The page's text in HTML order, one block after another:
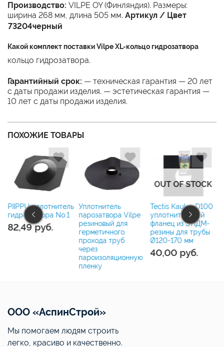
Производство: VILPE OY (Финляндия). Размеры:
ширина 268 мм, длина 505 мм. Артикул / Цвет
73204черный
Какой комплект поставки Vilpe XL-кольцо гидрозатвора
кольцо гидрозатвора.
Гарантийный срок: — техническая гарантия — 20 лет
с даты продажи изделия. — эстетическая гарантия —
10 лет с даты продажи изделия.
ПОХОЖИЕ ТОВАРЫ
PIIPPU уплотнитель
гидрозатвора No.1
82,49руб.
Уплотнитель
парозатвора Vilpe
резиновый для
герметичного
прохода труб
через
пароизоляционную
пленку
OUT OF STOCK
Tectis Kaulux D100
уплотнительный
фланец из ЭПДМ-
резины для трубы
Ø120-170 мм
40,00 руб.
ООО «АспинСтрой»
Мы помогаем людям строить
легко, красиво и качественно.